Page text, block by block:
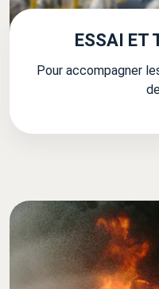
ESSAI ET
Pour accompagner